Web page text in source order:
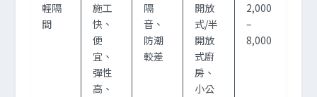
輕隔
間
施工
快、
便
宜、
彈性
高、
隔
音、
防潮
較差
開放
式/半
開放
式廚
房、
小公
2,000
–
8,000